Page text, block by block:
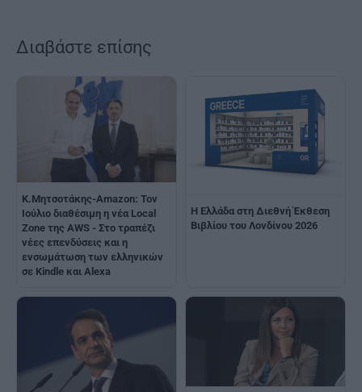
Διαβάστε επίσης
Κ.Μητσοτάκης-Amazon: Τον
Ιούλιο διαθέσιμη η νέα Local
Zone της AWS - Στο τραπέζι
νέες επενδύσεις και η
ενσωμάτωση των ελληνικών
σε Kindle και Alexa
Η Ελλάδα στη Διεθνή Έκθεση
Βιβλίου του Λονδίνου 2026